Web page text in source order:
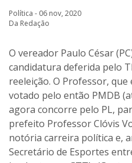
Política - 06 nov, 2020
Da Redação
O vereador Paulo César
candidatura deferida pelo
reeleição. O Professor,
votado pelo então PMDB
agora concorre pelo PL,
prefeito Professor Clóvis
notória carreira política e,
Secretário de Esportes